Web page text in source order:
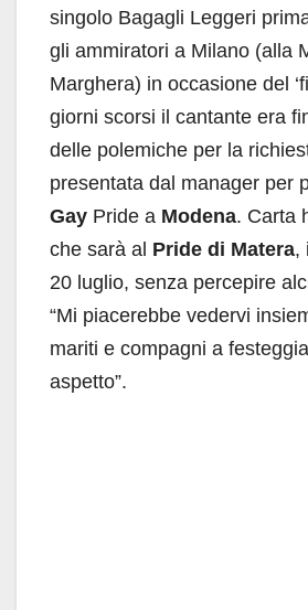
singolo Bagagli Leggeri
gli ammiratori a Milano (alla
Marghera) in occasione del
giorni scorsi il cantante era
delle polemiche per la
presentata dal manager per
Gay Pride a Modena. Carta
che sarà al Pride di Matera,
20 luglio, senza percepire
“Mi piacerebbe vedervi
mariti e compagni a
aspetto”.